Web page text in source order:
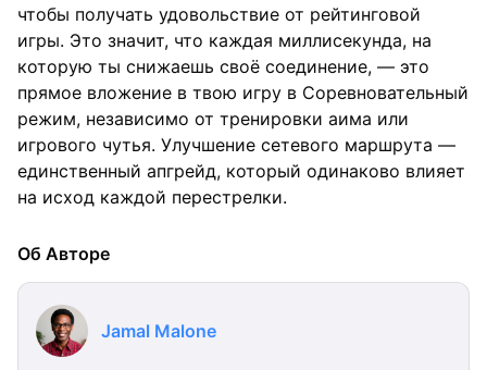
чтобы получать удовольствие от рейтинговой
игры. Это значит, что каждая миллисекунда, на
которую ты снижаешь своё соединение, — это
прямое вложение в твою игру в Соревновательный
режим, независимо от тренировки аима или
игрового чутья. Улучшение сетевого маршрута —
единственный апгрейд, который одинаково влияет
на исход каждой перестрелки.
Об Авторе
Jamal Malone